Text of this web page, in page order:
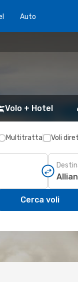
Auto
Volo + Hotel
Multitratta Voli
Cerca voli